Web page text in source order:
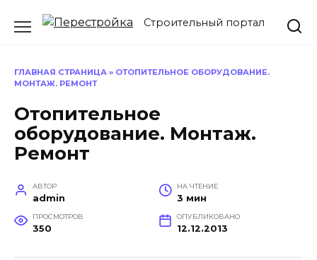
Строительный портал
ГЛАВНАЯ СТРАНИЦА » ОТОПИТЕЛЬНОЕ ОБОРУДОВАНИЕ.
МОНТАЖ. РЕМОНТ
Отопительное
оборудование. Монтаж.
Ремонт
АВТОР
admin
НА ЧТЕНИЕ
3 мин
ПРОСМОТРОВ
350
ОПУБЛИКОВАНО
12.12.2013